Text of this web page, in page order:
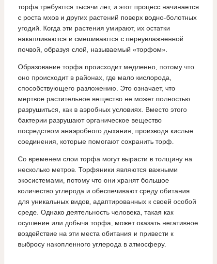
торфа требуются тысячи лет, и этот процесс начинается
с роста мхов и других растений поверх водно-болотных
угодий. Когда эти растения умирают, их остатки
накапливаются и смешиваются с переувлажненной
почвой, образуя слой, называемый «торфом».
Образование торфа происходит медленно, потому что
оно происходит в районах, где мало кислорода,
способствующего разложению. Это означает, что
мертвое растительное вещество не может полностью
разрушиться, как в аэробных условиях. Вместо этого
бактерии разрушают органическое вещество
посредством анаэробного дыхания, производя кислые
соединения, которые помогают сохранить торф.
Со временем слои торфа могут вырасти в толщину на
несколько метров. Торфяники являются важными
экосистемами, потому что они хранят большое
количество углерода и обеспечивают среду обитания
для уникальных видов, адаптированных к своей особой
среде. Однако деятельность человека, такая как
осушение или добыча торфа, может оказать негативное
воздействие на эти места обитания и привести к
выбросу накопленного углерода в атмосферу.